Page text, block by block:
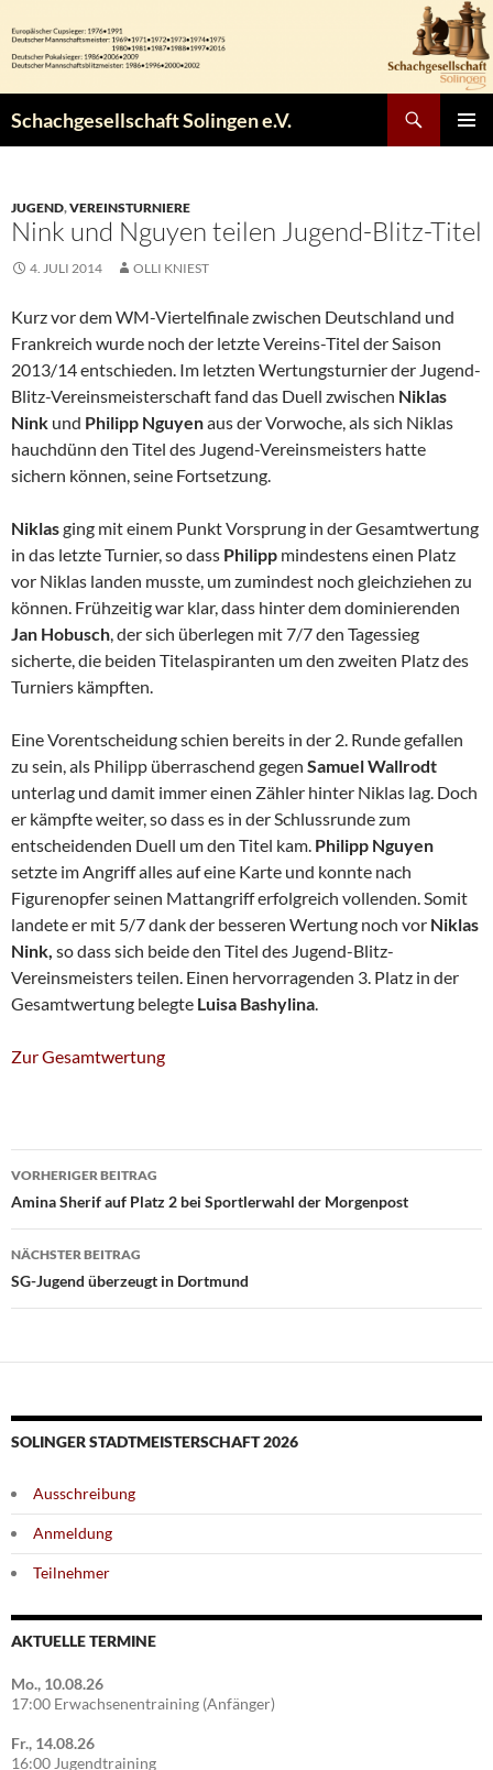
Inhalt
springen
Schachgesellschaft Solingen e.V.
JUGEND,VEREINSTURNIERE
Nink und Nguyen teilen Jugend-Blitz-Titel
4. JULI 2014 OLLI KNIEST
Kurz vor dem WM-Viertelfinale zwischen Deutschland und
Frankreich wurde noch der letzte Vereins-Titel der Saison
2013/14 entschieden. Im letzten Wertungsturnier der Jugend-
Blitz-Vereinsmeisterschaft fand das Duell zwischen Niklas
Nink und Philipp Nguyenaus der Vorwoche, als sich Niklas
hauchdünn den Titel des Jugend-Vereinsmeisters hatte
sichern können, seine Fortsetzung.
Niklasging mit einem Punkt Vorsprung in der Gesamtwertung
in das letzte Turnier, so dass Philipp mindestens einen Platz
vor Niklas landen musste, um zumindest noch gleichziehen zu
können. Frühzeitig war klar, dass hinter dem dominierenden
Jan Hobusch, der sich überlegen mit 7/7 den Tagessieg
sicherte, die beiden Titelaspiranten um den zweiten Platz des
Turniers kämpften.
Eine Vorentscheidung schien bereits in der 2. Runde gefallen
zu sein, als Philipp überraschend gegen Samuel Wallrodt
unterlag und damit immer einen Zähler hinter Niklas lag. Doch
er kämpfte weiter, so dass es in der Schlussrunde zum
entscheidenden Duell um den Titel kam. Philipp Nguyen
setzte im Angriff alles auf eine Karte und konnte nach
Figurenopfer seinen Mattangriff erfolgreich vollenden. Somit
landete er mit 5/7 dank der besseren Wertung noch vor Niklas
Nink, so dass sich beide den Titel des Jugend-Blitz-
Vereinsmeisters teilen. Einen hervorragenden 3. Platz in der
Gesamtwertung belegte Luisa Bashylina.
Zur Gesamtwertung
Beitragsnavigation
VORHERIGER BEITRAG
Amina Sherif auf Platz 2 bei Sportlerwahl der Morgenpost
NÄCHSTER BEITRAG
SG-Jugend überzeugt in Dortmund
SOLINGER STADTMEISTERSCHAFT 2026
Ausschreibung
Anmeldung
Teilnehmer
AKTUELLE TERMINE
Mo., 10.08.26
17:00 Erwachsenentraining (Anfänger)
Fr., 14.08.26
16:00 Jugendtraining